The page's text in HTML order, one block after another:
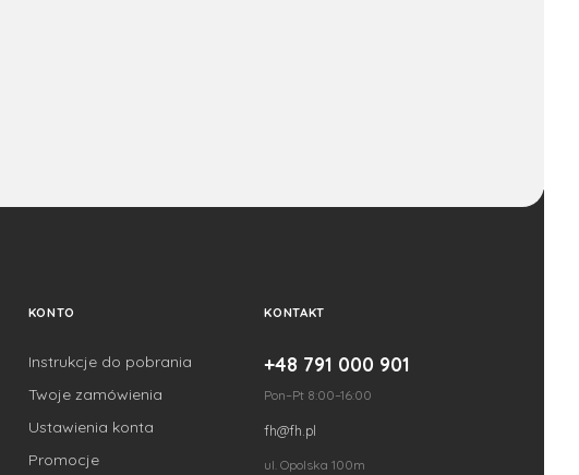
KONTO
Instrukcje do pobrania
Twoje zamówienia
Ustawienia konta
Promocje
KONTAKT
+48 791 000 901
Pon–Pt 8:00–16:00
fh@fh.pl
ul. Opolska 100m